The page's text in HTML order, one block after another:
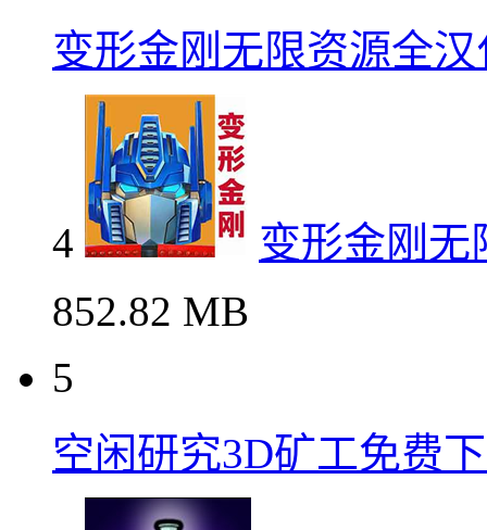
变形金刚无限资源全汉
4
变形金刚无
852.82 MB
5
空闲研究3D矿工免费